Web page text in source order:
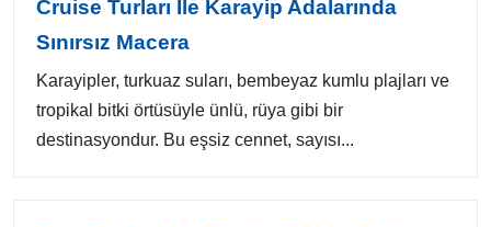
Cruise Turları Ile Karayip Adalarında
Sınırsız Macera
Karayipler, turkuaz suları, bembeyaz kumlu plajları ve
tropikal bitki örtüsüyle ünlü, rüya gibi bir
destinasyondur. Bu eşsiz cennet, sayısı...